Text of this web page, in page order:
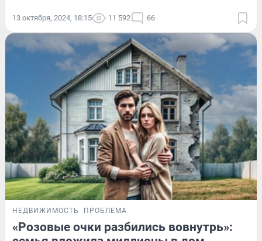
13 октября, 2024, 18:15 11 592 66
НЕДВИЖИМОСТЬ ПРОБЛЕМА
«Розовые очки разбились вовнутрь»: